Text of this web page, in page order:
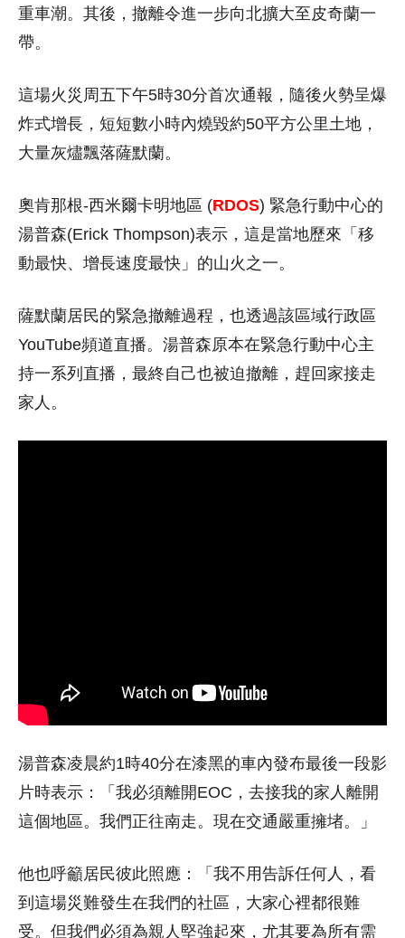
重車潮。其後，撤離令進一步向北擴大至皮奇蘭一
帶。
這場火災周五下午5時30分首次通報，隨後火勢呈爆
炸式增長，短短數小時內燒毀約50平方公里土地，
大量灰燼飄落薩默蘭。
奧肯那根-西米爾卡明地區 (RDOS) 緊急行動中心的
湯普森(Erick Thompson)表示，這是當地歷來「移
動最快、增長速度最快」的山火之一。
薩默蘭居民的緊急撤離過程，也透過該區域行政區
YouTube頻道直播。湯普森原本在緊急行動中心主
持一系列直播，最終自己也被迫撤離，趕回家接走
家人。
湯普森凌晨約1時40分在漆黑的車內發布最後一段影
片時表示：「我必須離開EOC，去接我的家人離開
這個地區。我們正往南走。現在交通嚴重擁堵。」
他也呼籲居民彼此照應：「我不用告訴任何人，看
到這場災難發生在我們的社區，大家心裡都很難
受。但我們必須為親人堅強起來，尤其要為所有需